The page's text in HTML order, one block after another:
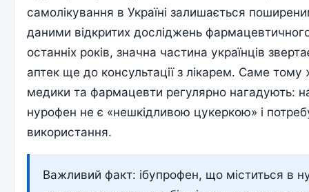
самолікування в Україні залишається
даними відкритих досліджень
останніх років, значна частина українців
аптек ще до консультації з лікарем. Саме тому
медики та фармацевти регулярно нагадують:
нурофен не є «нешкідливою цукеркою» і
використання.
Важливий факт: ібупрофен, що міститься в